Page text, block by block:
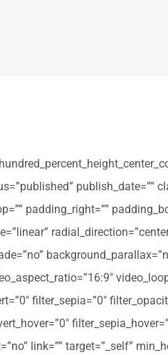
publish_date=””
padding_right=””
filter_sepia=”0″
link=”” target=”_self”